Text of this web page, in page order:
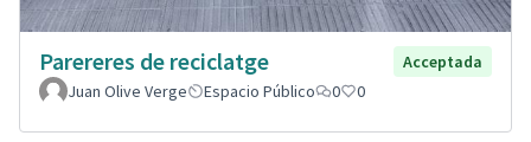
Parereres de reciclatge
Acceptada
Juan Olive Verge
Espacio Público 0 0